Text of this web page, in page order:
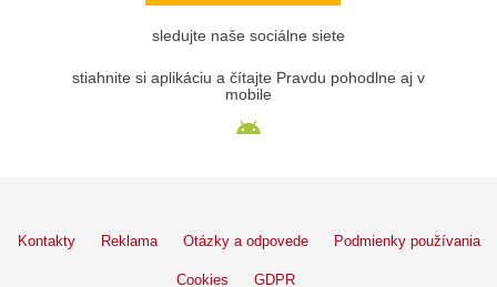
sledujte naše sociálne siete
stiahnite si aplikáciu a čítajte Pravdu pohodlne aj v
mobile
Kontakty Reklama Otázky a odpovede Podmienky používania
Cookies GDPR